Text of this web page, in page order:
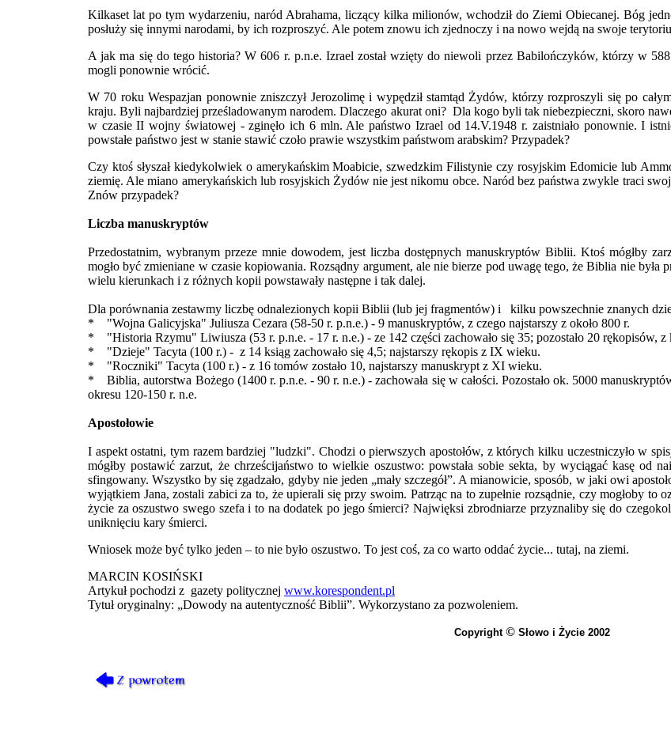
Kilkaset lat po tym wydarzeniu, naród Abrahama, liczący kilka milionów, wchodził do Ziemi Obiecanej. Bóg
posłuży się innymi narodami, by ich rozproszyć. Ale potem znowu ich zjednoczy i na nowo wejdą na swoje
A jak ma się do tego historia? W 606 r. p.n.e. Izrael został wzięty do niewoli przez Babilończyków, którzy w
mogli ponownie wrócić.
W 70 roku Wespazjan ponownie zniszczył Jerozolimę i wypędził stamtąd Żydów, którzy rozproszyli się po
kraju. Byli najbardziej prześladowanym narodem. Dlaczego akurat oni? Dla kogo byli tak niebezpieczni, skoro
w czasie II wojny światowej - zginęło ich 6 mln. Ale państwo Izrael od 14.V.1948 r. zaistniało ponownie. I
powstałe państwo jest w stanie stawić czoło prawie wszystkim państwom arabskim? Przypadek?
Czy ktoś słyszał kiedykolwiek o amerykańskim Moabicie, szwedzkim Filistynie czy rosyjskim Edomicie lub
ziemię. Ale miano amerykańskich lub rosyjskich Żydów nie jest nikomu obce. Naród bez państwa zwykle traci
Znów przypadek?
Liczba manuskryptów
Przedostatnim, wybranym przeze mnie dowodem, jest liczba dostępnych manuskryptów Biblii. Ktoś mógłby
mogło być zmieniane w czasie kopiowania. Rozsądny argument, ale nie bierze pod uwagę tego, że Biblia nie
wielu kierunkach i z różnych kopii powstawały następne i tak dalej.
Dla porównania zestawmy liczbę odnalezionych kopii Biblii (lub jej fragmentów) i kilku powszechnie znanych
* "Wojna Galicyjska" Juliusza Cezara (58-50 r. p.n.e.) - 9 manuskryptów, z czego najstarszy z około 800 r.
* "Historia Rzymu" Liwiusza (53 r. p.n.e. - 17 r. n.e.) - ze 142 części zachowało się 35; pozostało 20 rękopisów,
* "Dzieje" Tacyta (100 r.) - z 14 ksiąg zachowało się 4,5; najstarszy rękopis z IX wieku.
* "Roczniki" Tacyta (100 r.) - z 16 tomów zostało 10, najstarszy manuskrypt z XI wieku.
* Biblia, autorstwa Bożego (1400 r. p.n.e. - 90 r. n.e.) - zachowała się w całości. Pozostało ok. 5000
okresu 120-150 r. n.e.
Apostołowie
I aspekt ostatni, tym razem bardziej "ludzki". Chodzi o pierwszych apostołów, z których kilku uczestniczyło w
mógłby postawić zarzut, że chrześcijaństwo to wielkie oszustwo: powstała sobie sekta, by wyciągać kasę od
sfingowany. Wszystko by się zgadzało, gdyby nie jeden „mały szczegół”. A mianowicie, sposób, w jaki owi
wyjątkiem Jana, zostali zabici za to, że upierali się przy swoim. Patrząc na to zupełnie rozsądnie, czy mogłoby to
życie za oszustwo swego szefa i to na dodatek po jego śmierci? Najwięksi zbrodniarze przyznaliby się do
uniknięciu kary śmierci.
Wniosek może być tylko jeden – to nie było oszustwo. To jest coś, za co warto oddać życie... tutaj, na ziemi.
MARCIN KOSIŃSKI
Artykuł pochodzi z gazety politycznej www.korespondent.pl
Tytuł oryginalny: „Dowody na autentyczność Biblii”. Wykorzystano za pozwoleniem.
Copyright © Słowo i Życie 2002